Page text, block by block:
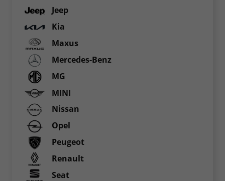
Jeep
Kia
Maxus
Mercedes-Benz
MG
MINI
Nissan
Opel
Peugeot
Renault
Seat